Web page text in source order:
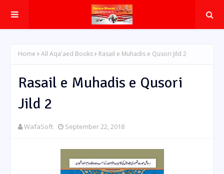
Home All Aqa'aed Books Rasail e Muhadis e Qusori Jild 2
Rasail e Muhadis e Qusori
Jild 2
WafaSoft September 22, 2018